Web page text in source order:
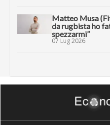
Matteo Musa
da rugbista ho
spezzarmi”
07 Lug 2026